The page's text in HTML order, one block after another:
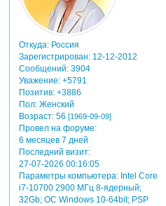
Откуда:Россия
Зарегистрирован: 12-12-2012
Сообщений:3904
Уважение: +5791
Позитив: +3886
Пол:Женский
Возраст:56 [1969-09-09]
Провел на форуме:
6 месяцев 7 дней
Последний визит:
27-07-2026 00:16:05
Параметры компьютера:Intel Core
i7-10700 2900 МГц 8-ядерный;
32Gb; ОС Windows 10-64bit; PSP